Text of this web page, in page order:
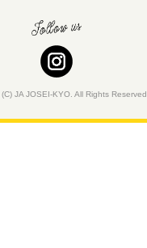
JA JOSEI-KYO. All Rights Reserved.